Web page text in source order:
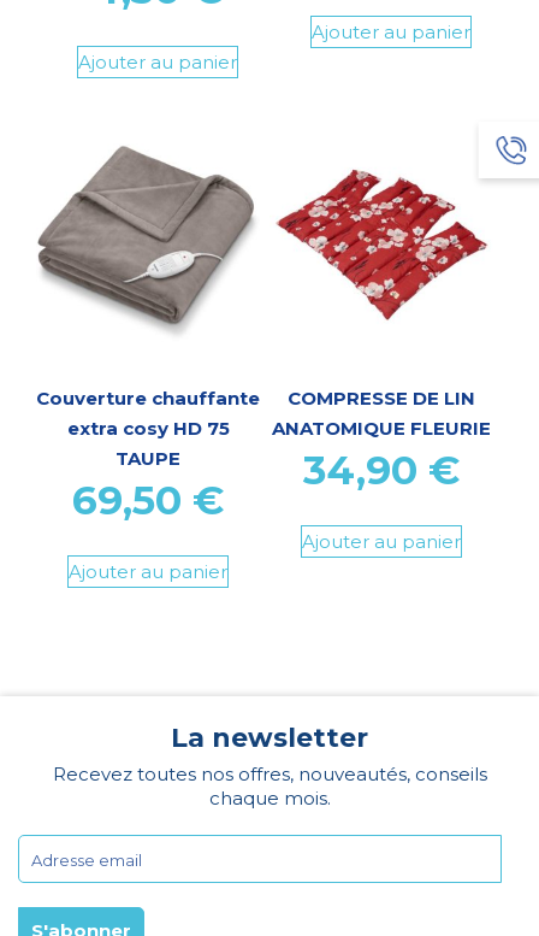
Ajouter au panier
Ajouter au panier
Couverture chauffante
extra cosy HD 75
TAUPE
69,50 €
Ajouter au panier
COMPRESSE DE LIN
ANATOMIQUE FLEURIE
34,90 €
Ajouter au panier
La newsletter
Recevez toutes nos offres, nouveautés, conseils
chaque mois.